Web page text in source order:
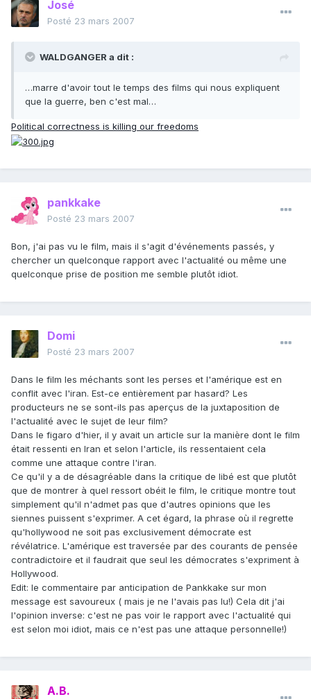
José
Posté 23 mars 2007
WALDGANGER a dit :
…marre d'avoir tout le temps des films qui nous expliquent
que la guerre, ben c'est mal…
Political correctness is killing our freedoms
pankkake
Posté 23 mars 2007
Bon, j'ai pas vu le film, mais il s'agit d'événements passés, y
chercher un quelconque rapport avec l'actualité ou même une
quelconque prise de position me semble plutôt idiot.
Domi
Posté 23 mars 2007
Dans le film les méchants sont les perses et l'amérique est en
conflit avec l'iran. Est-ce entièrement par hasard? Les
producteurs ne se sont-ils pas aperçus de la juxtaposition de
l'actualité avec le sujet de leur film?
Dans le figaro d'hier, il y avait un article sur la manière dont le film
était ressenti en Iran et selon l'article, ils ressentaient cela
comme une attaque contre l'iran.
Ce qu'il y a de désagréable dans la critique de libé est que plutôt
que de montrer à quel ressort obéit le film, le critique montre tout
simplement qu'il n'admet pas que d'autres opinions que les
siennes puissent s'exprimer. A cet égard, la phrase où il regrette
qu'hollywood ne soit pas exclusivement démocrate est
révélatrice. L'amérique est traversée par des courants de pensée
contradictoire et il faudrait que seul les démocrates s'expriment à
Hollywood.
Edit: le commentaire par anticipation de Pankkake sur mon
message est savoureux ( mais je ne l'avais pas lu!) Cela dit j'ai
l'opinion inverse: c'est ne pas voir le rapport avec l'actualité qui
est selon moi idiot, mais ce n'est pas une attaque personnelle!)
A.B.